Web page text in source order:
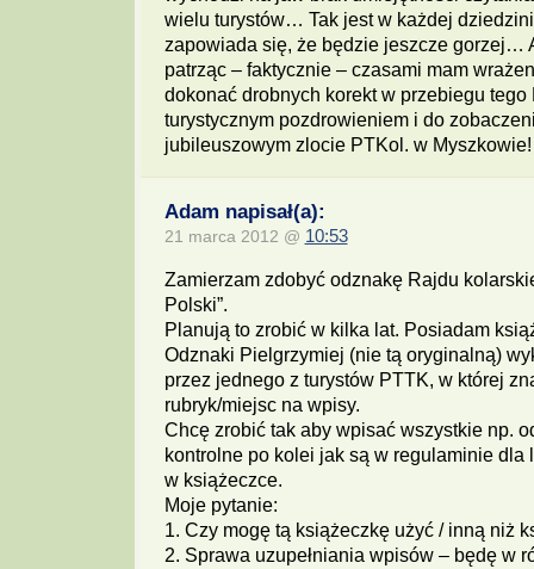
wielu turystów… Tak jest w każdej
zapowiada się, że będzie jeszcze gorzej…
patrząc – faktycznie – czasami mam
dokonać drobnych korekt w przebiegu tego
turystycznym pozdrowieniem i do
jubileuszowym zlocie PTKol. w Myszkowie!
Adam napisał(a):
21 marca 2012 @ 10:53
Zamierzam zdobyć odznakę Rajdu
Polski”.
Planują to zrobić w kilka lat. Posiadam
Odznaki Pielgrzymiej (nie tą oryginalną)
przez jednego z turystów PTTK, w której
rubryk/miejsc na wpisy.
Chcę zrobić tak aby wpisać wszystkie np.
kontrolne po kolei jak są w regulaminie dla
w książeczce.
Moje pytanie:
1. Czy mogę tą książeczkę użyć / inną niż
2. Sprawa uzupełniania wpisów – będę w